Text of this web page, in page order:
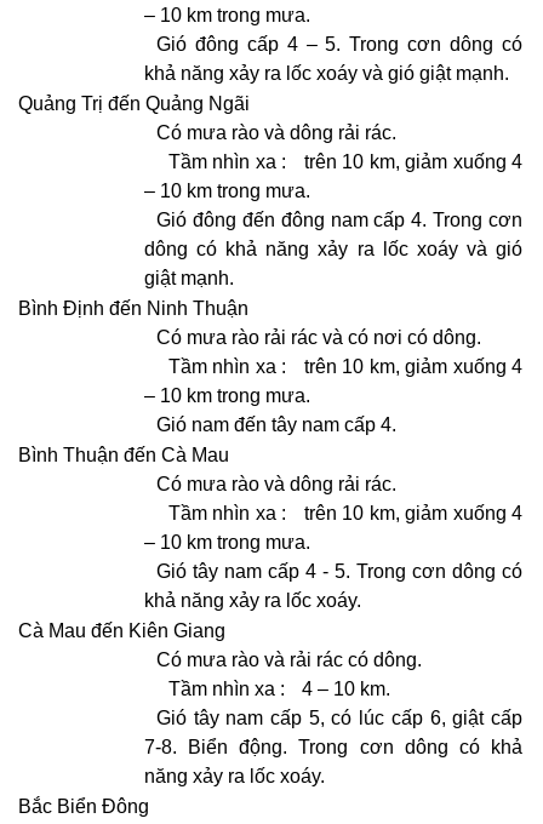
– 10 km trong mưa.
Gió đông cấp 4 – 5. Trong cơn dông có
khả năng xảy ra lốc xoáy và gió giật mạnh.
Quảng Trị đến Quảng Ngãi
Có mưa rào và dông rải rác.
Tầm nhìn xa :
trên 10 km, giảm xuống 4
– 10 km trong mưa.
Gió đông đến đông nam cấp 4. Trong cơn
dông có khả năng xảy ra lốc xoáy và gió
giật mạnh.
Bình Định đến Ninh Thuận
Có mưa rào rải rác và có nơi có dông.
Tầm nhìn xa :
trên 10 km, giảm xuống 4
– 10 km trong mưa.
Gió nam đến tây nam cấp 4.
Bình Thuận đến Cà Mau
Có mưa rào và dông rải rác.
Tầm nhìn xa :
trên 10 km, giảm xuống 4
– 10 km trong mưa.
Gió tây nam cấp 4 - 5. Trong cơn dông có
khả năng xảy ra lốc xoáy.
Cà Mau đến Kiên Giang
Có mưa rào và rải rác có dông.
Tầm nhìn xa :
4 – 10 km.
Gió tây nam cấp 5, có lúc cấp 6, giật cấp
7-8. Biển động. Trong cơn dông có khả
năng xảy ra lốc xoáy.
Bắc Biển Đông